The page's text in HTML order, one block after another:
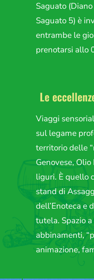
Saguato
Saguato 5) è
entrambe le
prenotarsi allo
Le
Viaggi
sul legame
territorio delle
Genovese,
liguri. È quello
stand di
dell’Enoteca e
tutela. Spazio
abbinamenti,
animazione,